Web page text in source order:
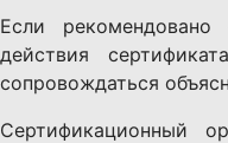
Если
действия
сопровождаться
Сертификационный